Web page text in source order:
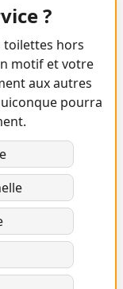
?
toilettes hors
motif et votre
aux autres
pourra